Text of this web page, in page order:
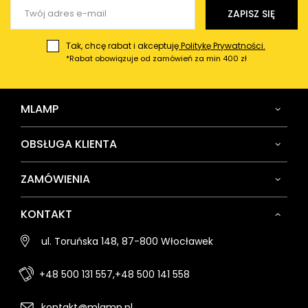
ZAPISZ SIĘ
Tak, chcę rabat i akceptujęPolitykę Prywatności.
*Rabat obowiązuje od zamówień za min 400 zł
MLAMP
OBSŁUGA KLIENTA
ZAMÓWIENIA
KONTAKT
ul. Toruńska 148, 87-800 Włocławek
+48 500 131 557,+48 500 141 558